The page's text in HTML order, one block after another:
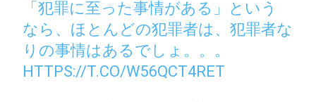
「犯罪に至った事情がある」という
なら、ほとんどの犯罪者は、犯罪者な
りの事情はあるでしょ。。。
HTTPS://T.CO/W56QCT4RET